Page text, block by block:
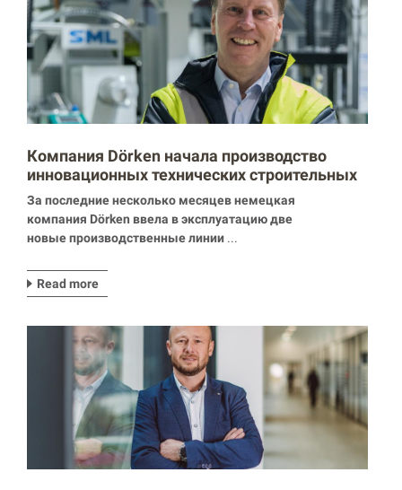
Компания Dörken начала производство
инновационных технических строительных
мембран на линиях ламинирования SML
За последние несколько месяцев немецкая
компания Dörken ввела в эксплуатацию две
новые производственные линии ...
Read more